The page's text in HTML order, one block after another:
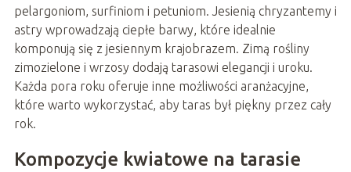
pelargoniom, surfiniom i petuniom. Jesienią chryzantemy i
astry wprowadzają ciepłe barwy, które idealnie
komponują się z jesiennym krajobrazem. Zimą rośliny
zimozielone i wrzosy dodają tarasowi elegancji i uroku.
Każda pora roku oferuje inne możliwości aranżacyjne,
które warto wykorzystać, aby taras był piękny przez cały
rok.
Kompozycje kwiatowe na tarasie